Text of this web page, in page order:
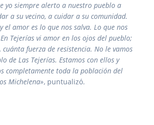
yo siempre alerto a nuestro pueblo a
a su vecino, a cuidar a su comunidad.
el amor es lo que nos salva. Lo que nos
Tejerías vi amor en los ojos del pueblo;
cuánta fuerza de resistencia. No le vamos
de Las Tejerías. Estamos con ellos y
completamente toda la población del
Michelena», puntualizó.